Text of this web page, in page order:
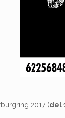
2017 (del